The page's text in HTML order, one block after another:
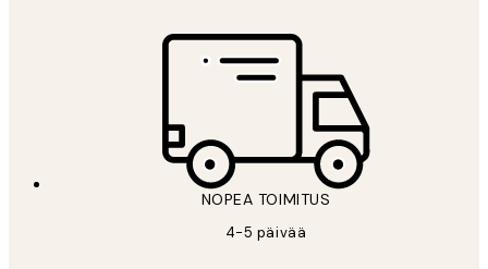
NOPEA TOIMITUS
4-5 päivää